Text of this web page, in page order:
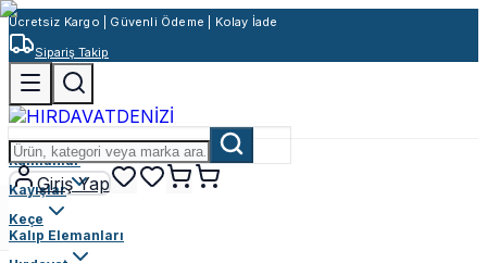
Ücretsiz Kargo | Güvenli Ödeme | Kolay İade
Sipariş Takip
Giriş Yap
Rulmanlar
Kayışlar
Keçe
Kalıp Elemanları